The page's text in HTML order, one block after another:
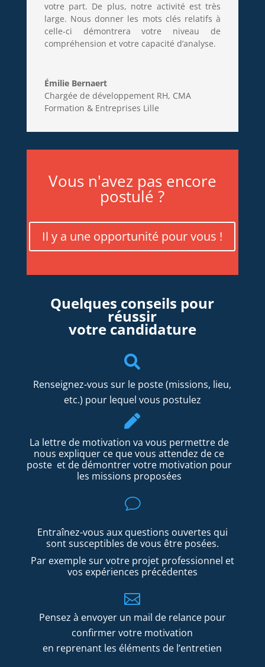
votre part. De plus, notre activité est très
large. Nous donner les mots clés relatifs à
celle-ci démontrera votre niveau de
compréhension et votre capacité d’analyse.
Émilie Bernaert
Chargée de développement RH, CMA
Formation & Entreprises Lille
Vous n'avez pas encore
postulé ?
Il y a une opportunité pour vous !
Quelques conseils pour
réussir
votre candidature

Renseignez-vous sur le poste (missions, lieu,
etc.) pour lequel vous postulez

La lettre de motivation va vous permettre de
nous expliquer ce que vous attendez de ce
poste et de démontrer votre motivation pour
les missions proposées
v
Entraînez-vous aux questions ouvertes qui
sont susceptibles de vous être posées.
Par exemple sur votre projet professionnel et
vos expériences précédentes

Pensez à envoyer un mail de relance pour
confirmer votre motivation
en reprenant les éléments de l’entretien